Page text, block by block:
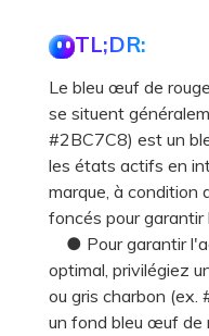
TL;DR:
Le bleu œuf de
se situent
#2BC7C8) est un
les états actifs en
marque, à condition
foncés pour garantir
● Pour garantir
optimal, privilégiez
ou gris charbon
un fond bleu œuf de